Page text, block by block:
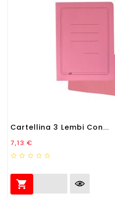
Cartellina 3 Lembi Con...
Prezzo
7,13 €
